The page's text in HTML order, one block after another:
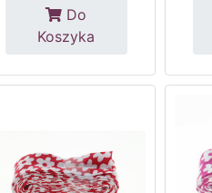
Do
Koszyka